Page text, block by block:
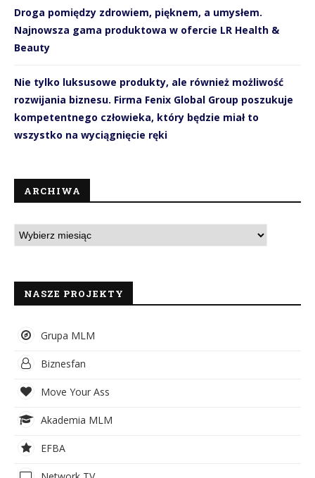
Droga pomiędzy zdrowiem, pięknem, a umysłem.
Najnowsza gama produktowa w ofercie LR Health &
Beauty
Nie tylko luksusowe produkty, ale również możliwość
rozwijania biznesu. Firma Fenix Global Group poszukuje
kompetentnego człowieka, który będzie miał to
wszystko na wyciągnięcie ręki
ARCHIWA
NASZE PROJEKTY
Grupa MLM
Biznesfan
Move Your Ass
Akademia MLM
EFBA